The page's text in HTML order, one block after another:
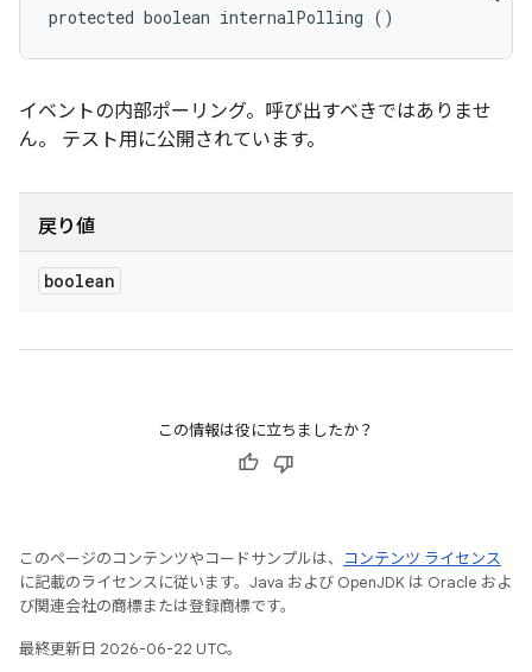
protected boolean internalPolling ()
イベントの内部ポーリング。呼び出すべきではありませ
ん。 テスト用に公開されています。
戻り値
boolean
この情報は役に立ちましたか？
このページのコンテンツやコードサンプルは、
コンテンツ ライセンス
に記載のライセンスに従います。Java および OpenJDK は Oracle およ
び関連会社の商標または登録商標です。
最終更新日 2026-06-22 UTC。